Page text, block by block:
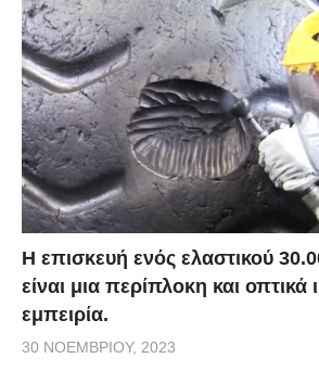
Η επισκευή ενός ελαστικού
είναι μια περίπλοκη και οπτικά
εμπειρία.
30 ΝΟΕΜΒΡΊΟΥ, 2023